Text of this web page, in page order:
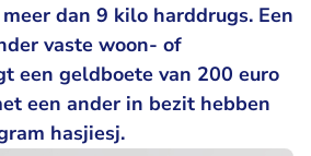
dan 9 kilo harddrugs. Een
vaste woon- of
een geldboete van 200 euro
een ander in bezit hebben
hasjiesj.